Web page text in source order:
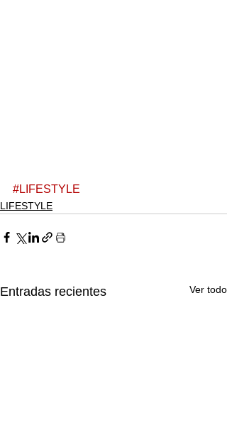
#LIFESTYLE
LIFESTYLE
Entradas recientes Ver todo